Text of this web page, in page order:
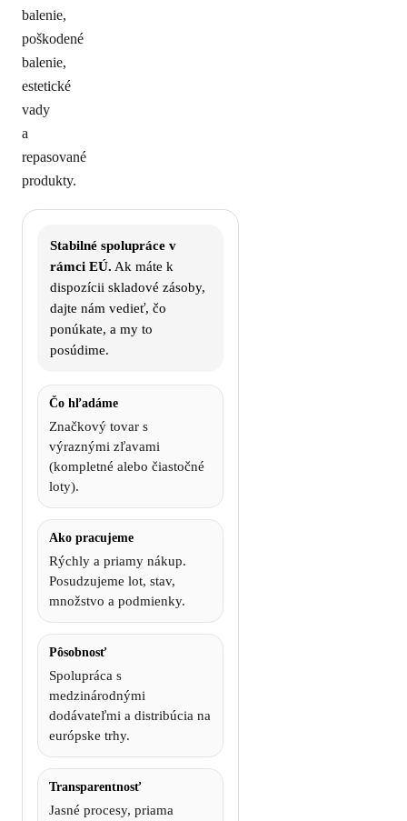
balenie,
poškodené
balenie,
estetické
vady
a
repasované
produkty.
Stabilné spolupráce v
rámci EÚ. Ak máte k
dispozícii skladové zásoby,
dajte nám vedieť, čo
ponúkate, a my to
posúdime.
Čo hľadáme
Značkový tovar s
výraznými zľavami
(kompletné alebo čiastočné
loty).
Ako pracujeme
Rýchly a priamy nákup.
Posudzujeme lot, stav,
množstvo a podmienky.
Pôsobnosť
Spolupráca s
medzinárodnými
dodávateľmi a distribúcia na
európske trhy.
Transparentnosť
Jasné procesy, priama